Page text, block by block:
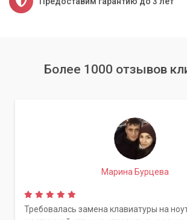
Более 1000 отзывов
Марина Бурцева
Требовалась замена клавиатуры на